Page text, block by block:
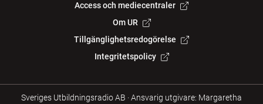
Access och mediecentraler
Om UR
Tillgänglighetsredogörelse
Integritetspolicy
Sveriges Utbildningsradio AB ·Ansvarig utgivare: Margaretha